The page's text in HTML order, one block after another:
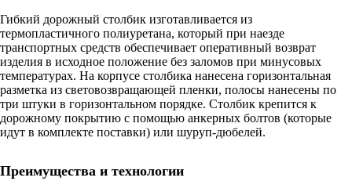
Гибкий дорожный столбик изготавливается из
термопластичного полиуретана, который при наезде
транспортных средств обеспечивает оперативный возврат
изделия в исходное положение без заломов при минусовых
температурах. На корпусе столбика нанесена горизонтальная
разметка из световозвращающей пленки, полосы нанесены по
три штуки в горизонтальном порядке. Столбик крепится к
дорожному покрытию с помощью анкерных болтов (которые
идут в комплекте поставки) или шуруп-дюбелей.
Преимущества и технологии